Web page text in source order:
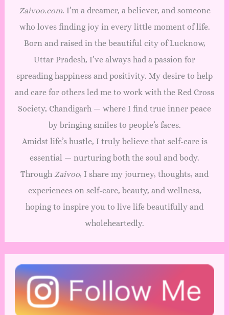
Zaivoo.com. I’m a dreamer, a believer, and someone
who loves finding joy in every little moment of life.
Born and raised in the beautiful city of Lucknow,
Uttar Pradesh, I’ve always had a passion for
spreading happiness and positivity. My desire to help
and care for others led me to work with the Red Cross
Society, Chandigarh — where I find true inner peace
by bringing smiles to people’s faces.
Amidst life’s hustle, I truly believe that self-care is
essential — nurturing both the soul and body.
Through Zaivoo, I share my journey, thoughts, and
experiences on self-care, beauty, and wellness,
hoping to inspire you to live life beautifully and
wholeheartedly.